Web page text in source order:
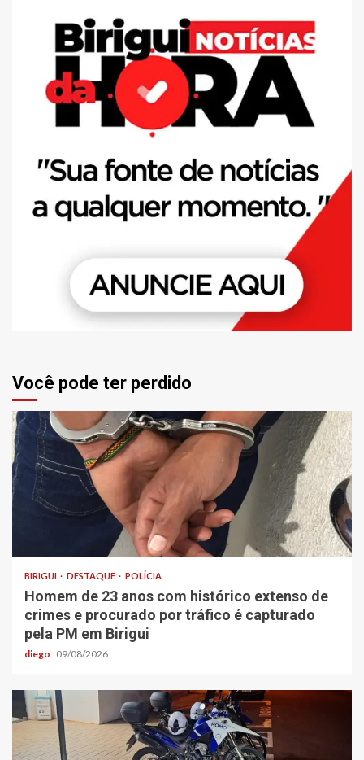
Você pode ter perdido
BIRIGUI DESTAQUE POLÍCIA
Homem de 23 anos com histórico extenso de
crimes e procurado por tráfico é capturado
pela PM em Birigui
diego 09/08/2026